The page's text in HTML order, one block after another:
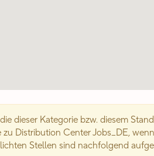
dieser Kategorie bzw. diesem
Distribution Center Jobs_DE,
Stellen sind nachfolgend